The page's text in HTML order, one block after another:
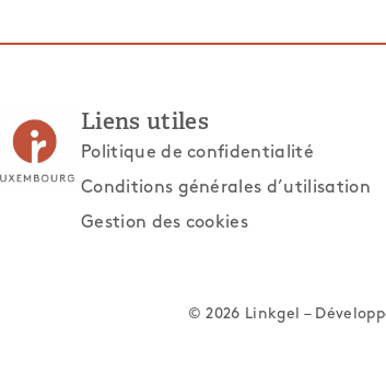
Liens utiles
Politique de confidentialité
Conditions générales d’utilisation
Gestion des cookies
© 2026 Linkgel –